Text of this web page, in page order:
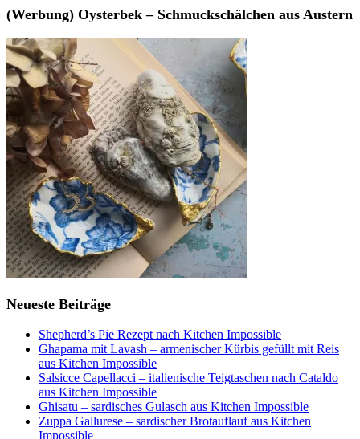
(Werbung) Oysterbek – Schmuckschälchen aus Austern
Neueste Beiträge
Shepherd’s Pie Rezept nach Kitchen Impossible
Ghapama mit Lavash – armenischer Kürbis gefüllt mit Reis
aus Kitchen Impossible
Salsicce Capellacci – italienische Teigtaschen nach Cataldo
aus Kitchen Impossible
Ghisatu – sardisches Gulasch aus Kitchen Impossible
Zuppa Gallurese – sardischer Brotauflauf aus Kitchen
Impossible